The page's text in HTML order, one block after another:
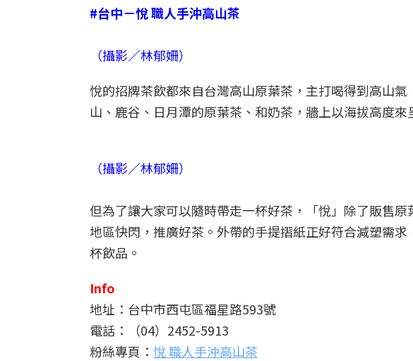
#台中－悅 職人手沖高山茶
（攝影／林郁姍）
悅的招牌茶飲都來自台灣高山原葉茶，主打喝得到高山
山、鹿谷、日月潭的原葉茶、和奶茶，牆上以海拔高度
（攝影／林郁姍）
但為了讓大家可以隨時帶走一杯好茶，「悅」除了販售
地區快閃，推廣好茶。外帶的手提摺紙正好符合減塑需
杯飲品。
Info
地址：台中市西屯區福星路593號
電話：（04）2452-5913
粉絲專頁： 悅 職人手沖高山茶